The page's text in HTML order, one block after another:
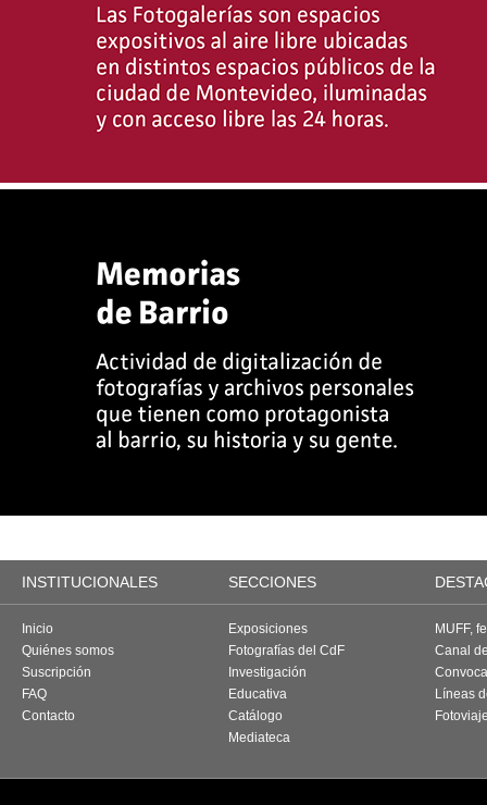
INSTITUCIONALES SECCIONES
Inicio
Quiénes somos
Suscripción
FAQ
Contacto
Exposiciones
Fotografías del CdF
Investigación
Educativa
Catálogo
Mediateca
MUFF,
Canal
Líneas